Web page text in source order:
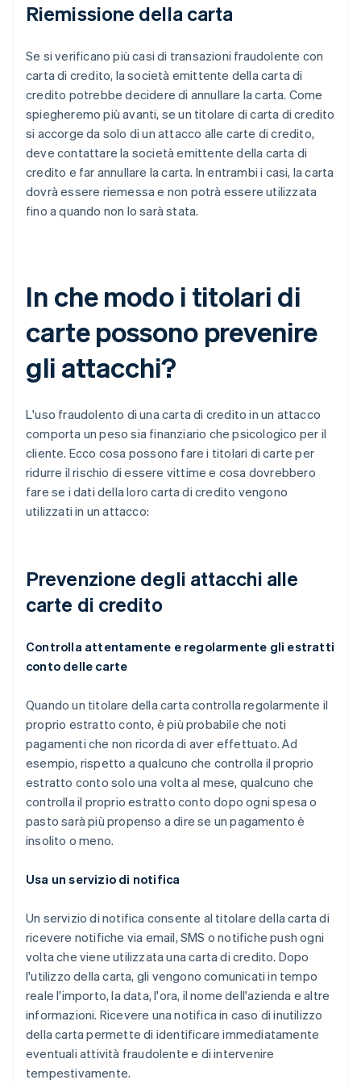
Riemissione della carta
Se si verificano più casi di transazioni fraudolente con
carta di credito, la società emittente della carta di
credito potrebbe decidere di annullare la carta. Come
spiegheremo più avanti, se un titolare di carta di credito
si accorge da solo di un attacco alle carte di credito,
deve contattare la società emittente della carta di
credito e far annullare la carta. In entrambi i casi, la carta
dovrà essere riemessa e non potrà essere utilizzata
fino a quando non lo sarà stata.
In che modo i titolari di
carte possono prevenire
gli attacchi?
L'uso fraudolento di una carta di credito in un attacco
comporta un peso sia finanziario che psicologico per il
cliente. Ecco cosa possono fare i titolari di carte per
ridurre il rischio di essere vittime e cosa dovrebbero
fare se i dati della loro carta di credito vengono
utilizzati in un attacco:
Prevenzione degli attacchi alle
carte di credito
Controlla attentamente e regolarmente gli estratti
conto delle carte
Quando un titolare della carta controlla regolarmente il
proprio estratto conto, è più probabile che noti
pagamenti che non ricorda di aver effettuato. Ad
esempio, rispetto a qualcuno che controlla il proprio
estratto conto solo una volta al mese, qualcuno che
controlla il proprio estratto conto dopo ogni spesa o
pasto sarà più propenso a dire se un pagamento è
insolito o meno.
Usa un servizio di notifica
Un servizio di notifica consente al titolare della carta di
ricevere notifiche via email, SMS o notifiche push ogni
volta che viene utilizzata una carta di credito. Dopo
l'utilizzo della carta, gli vengono comunicati in tempo
reale l'importo, la data, l'ora, il nome dell'azienda e altre
informazioni. Ricevere una notifica in caso di inutilizzo
della carta permette di identificare immediatamente
eventuali attività fraudolente e di intervenire
tempestivamente.